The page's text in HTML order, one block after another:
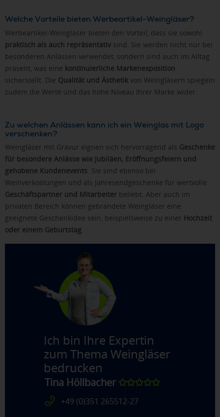
Welche Vorteile bieten Werbeartikel-Weingläser?
Werbeartikel-Weingläser bieten den Vorteil, dass sie sowohl
praktisch als auch repräsentativ sind. Sie werden nicht nur bei
besonderen Anlässen verwendet, sondern sind auch im Alltag
präsent, was eine kontinuierliche Markenexposition
sicherstellt. Die Qualität und Ästhetik von Weingläsern spiegeln
zudem die Werte und das hohe Niveau Ihrer Marke wider.
Zu welchen Anlässen kann ich ein Weinglas mit Logo
verschenken?
Weingläser mit Gravur eignen sich hervorragend als Geschenke
für besondere Anlässe wie Jubiläen, Eröffnungsfeiern und
gehobene Kundenevents. Sie sind ebenso bei
Weinverkostungen und als Jahresendgeschenke für wertvolle
Geschäftspartner und Mitarbeiter beliebt. Aber auch im
privaten Bereich können gebrandete Weingläser eine
geeignete Geschenkidee sein, beispielsweise zu einer Hochzeit
oder einem Geburtstag.
Ich bin Ihre Expertin
zum Thema Weingläser
bedrucken
Tina Höllbacher✩✩✩✩✩
+49 (0)351 265512-27